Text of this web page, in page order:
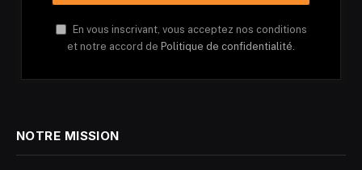
En vous inscrivant, vous acceptez nos conditions
et notre accord de Politique de confidentialité.
NOTRE MISSION